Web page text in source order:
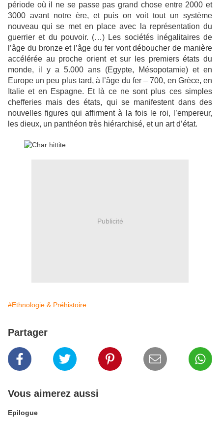
période où il ne se passe pas grand chose entre 2000 et
3000 avant notre ère, et puis on voit tout un système
nouveau qui se met en place avec la représentation du
guerrier et du pouvoir. (…) Les sociétés inégalitaires de
l’âge du bronze et l’âge du fer vont déboucher de manière
accélérée au proche orient et sur les premiers états du
monde, il y a 5.000 ans (Egypte, Mésopotamie) et en
Europe un peu plus tard, à l’âge du fer – 700, en Grèce, en
Italie et en Espagne. Et là ce ne sont plus ces simples
chefferies mais des états, qui se manifestent dans des
nouvelles figures qui affirment à la fois le roi, l’empereur,
les dieux, un panthéon très hiérarchisé, et un art d’état.
Publicité
#Ethnologie & Préhistoire
Partager
Vous aimerez aussi
Epilogue